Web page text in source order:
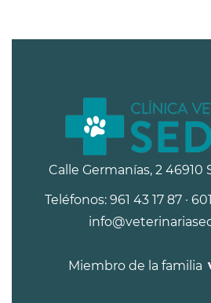
Calle Germanías, 2 46910
Teléfonos: 961 43 17 87 ·
Miembro de la familia